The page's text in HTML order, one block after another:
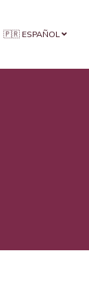
🇵🇷 ESPAÑOL